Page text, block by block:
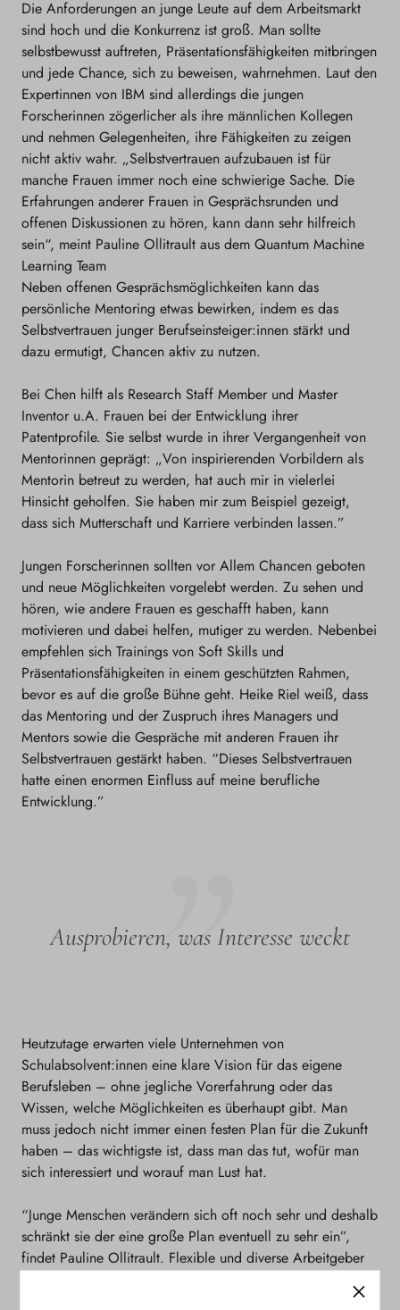
Die Anforderungen an junge Leute auf dem Arbeitsmarkt
sind hoch und die Konkurrenz ist groß. Man sollte
selbstbewusst auftreten, Präsentationsfähigkeiten mitbringen
und jede Chance, sich zu beweisen, wahrnehmen. Laut den
Expertinnen von IBM sind allerdings die jungen
Forscherinnen zögerlicher als ihre männlichen Kollegen
und nehmen Gelegenheiten, ihre Fähigkeiten zu zeigen
nicht aktiv wahr. „Selbstvertrauen aufzubauen ist für
manche Frauen immer noch eine schwierige Sache. Die
Erfahrungen anderer Frauen in Gesprächsrunden und
offenen Diskussionen zu hören, kann dann sehr hilfreich
sein“, meint Pauline Ollitrault aus dem Quantum Machine
Learning Team
Neben offenen Gesprächsmöglichkeiten kann das
persönliche Mentoring etwas bewirken, indem es das
Selbstvertrauen junger Berufseinsteiger:innen stärkt und
dazu ermutigt, Chancen aktiv zu nutzen.
Bei Chen hilft als Research Staff Member und Master
Inventor u.A. Frauen bei der Entwicklung ihrer
Patentprofile. Sie selbst wurde in ihrer Vergangenheit von
Mentorinnen geprägt: „Von inspirierenden Vorbildern als
Mentorin betreut zu werden, hat auch mir in vielerlei
Hinsicht geholfen. Sie haben mir zum Beispiel gezeigt,
dass sich Mutterschaft und Karriere verbinden lassen.”
Jungen Forscherinnen sollten vor Allem Chancen geboten
und neue Möglichkeiten vorgelebt werden. Zu sehen und
hören, wie andere Frauen es geschafft haben, kann
motivieren und dabei helfen, mutiger zu werden. Nebenbei
empfehlen sich Trainings von Soft Skills und
Präsentationsfähigkeiten in einem geschützten Rahmen,
bevor es auf die große Bühne geht. Heike Riel weiß, dass
das Mentoring und der Zuspruch ihres Managers und
Mentors sowie die Gespräche mit anderen Frauen ihr
Selbstvertrauen gestärkt haben. “Dieses Selbstvertrauen
hatte einen enormen Einfluss auf meine berufliche
Entwicklung.”
Ausprobieren, was Interesse weckt
Heutzutage erwarten viele Unternehmen von
Schulabsolvent:innen eine klare Vision für das eigene
Berufsleben – ohne jegliche Vorerfahrung oder das
Wissen, welche Möglichkeiten es überhaupt gibt. Man
muss jedoch nicht immer einen festen Plan für die Zukunft
haben – das wichtigste ist, dass man das tut, wofür man
sich interessiert und worauf man Lust hat.
“Junge Menschen verändern sich oft noch sehr und deshalb
schränkt sie der eine große Plan eventuell zu sehr ein”,
findet Pauline Ollitrault. Flexible und diverse Arbeitgeber